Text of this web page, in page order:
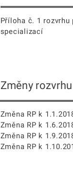
Příloha č. 1 rozvrhu
specializací
Změny
Změna RP k
Změna RP k
Změna RP k
Změna RP k